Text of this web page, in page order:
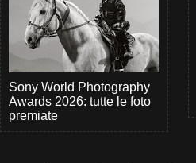
Sony World Photography
Awards 2026: tutte le foto
premiate